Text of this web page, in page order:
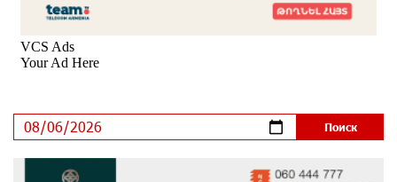
Никогда Нагорный Карабах не был в составе
независимого Азербайджана. Аршак Карапетян
Бывший премьер-министр Словакии обратился к
президенту страны с просьбой содействовать
освобождению армянских заключенных,